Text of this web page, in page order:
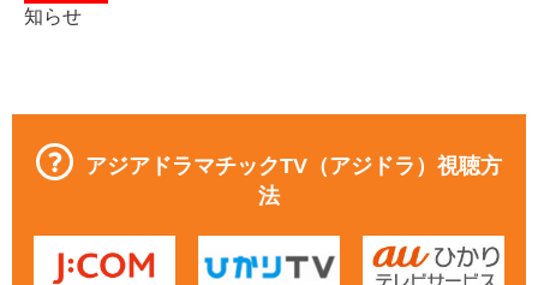
知らせ
アジアドラマチックTV（アジドラ）視聴方
法